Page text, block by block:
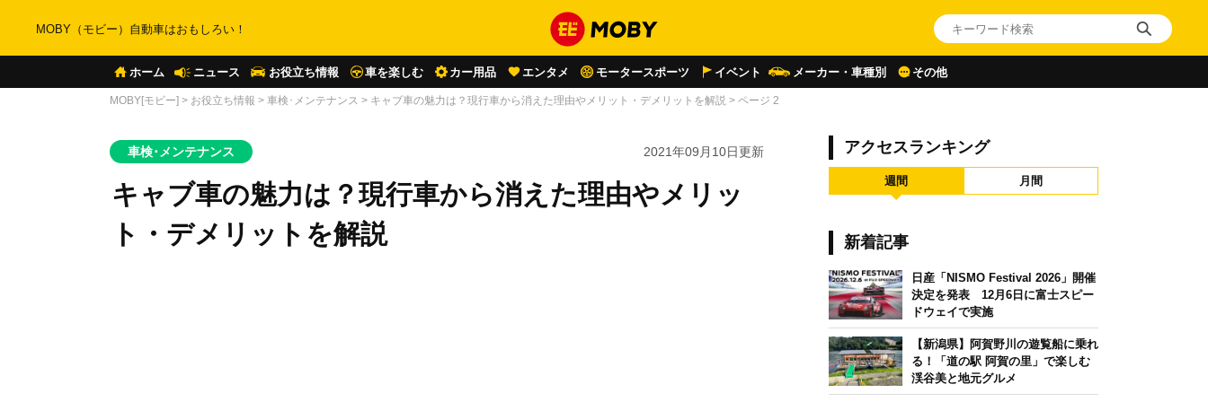
MOBY（モビー）自動車はおもしろい！
ホーム ニュース お役立ち情報 車を楽しむ カー用品 エンタメ モータースポーツ イベント メーカー・車種別 その他
MOBY[モビー] > お役立ち情報 > 車検･メンテナンス > キャブ車の魅力は？現行車から消えた理由やメリット・デメリットを解説 > ページ 2
車検･メンテナンス 2021年09月10日更新
キャブ車の魅力は？現行車から消えた理由やメリッ
ト・デメリットを解説
アクセスランキング
週間 月間
新着記事
日産「NISMO Festival 2026」開催
決定を発表 12月6日に富士スピー
ドウェイで実施
【新潟県】阿賀野川の遊覧船に乗れ
る！「道の駅 阿賀の里」で楽しむ
渓谷美と地元グルメ